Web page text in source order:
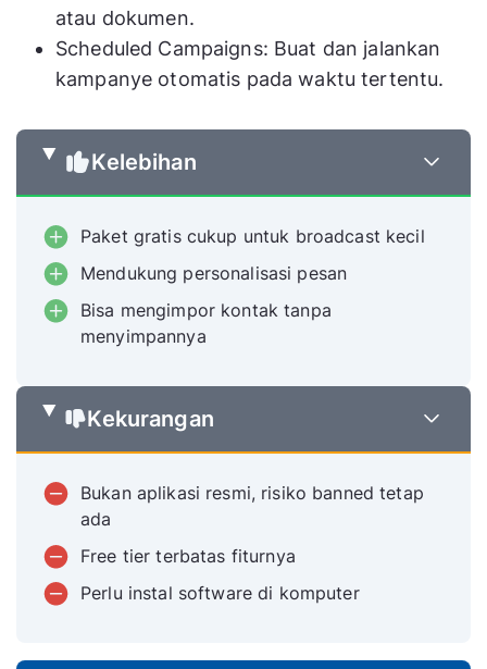
atau dokumen.
Scheduled Campaigns: Buat dan jalankan
kampanye otomatis pada waktu tertentu.
Kelebihan
Paket gratis cukup untuk broadcast kecil
Mendukung personalisasi pesan
Bisa mengimpor kontak tanpa
menyimpannya
Kekurangan
Bukan aplikasi resmi, risiko banned tetap
ada
Free tier terbatas fiturnya
Perlu instal software di komputer